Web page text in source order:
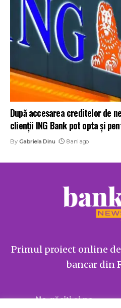
După accesarea creditelor de
clienții ING Bank pot opta și
By Gabriela Dinu 8 ani ago
Primul proiect online
bancar din
Ne găsiți și pe